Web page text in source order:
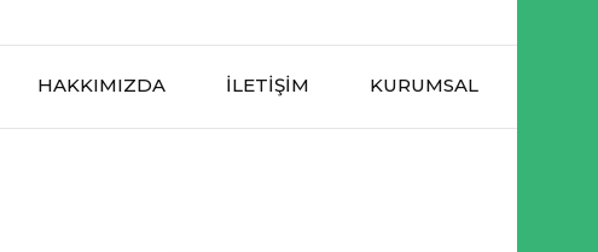
HAKKIMIZDA İLETIŞIM KURUMSAL